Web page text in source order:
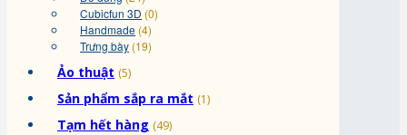
Cubicfun 3D (0)
Handmade (4)
Trưng bày (19)
Ảo thuật (5)
Sản phẩm sắp ra mắt (1)
Tạm hết hàng (49)